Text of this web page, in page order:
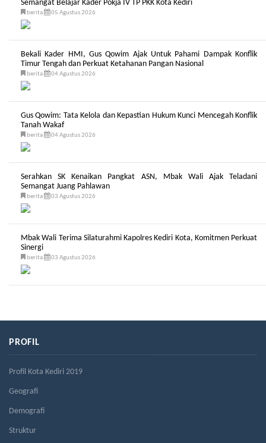
Semangat Belajar Kader Pokja IV TP PKK Kota Kediri
berita 05 Agustus 2026
Bekali Kader HMI, Gus Qowim Ajak Untuk Pahami Dampak Konflik
Timur Tengah dan Perkuat Ketahanan Pangan Nasional
berita 04 Agustus 2026
Gus Qowim: Tata Kelola dan Kepastian Hukum Kunci Mencegah Konflik
Tanah Wakaf
berita 04 Agustus 2026
Serahkan SK Kenaikan Pangkat ASN, Mbak Wali Ajak Teladani
Semangat Juang Pahlawan
berita 03 Agustus 2026
Mbak Wali Terima Silaturahmi Kapolres Kediri Kota, Komitmen Perkuat
Sinergi
berita 03 Agustus 2026
PROFIL
Profil Kota Kediri 2019
Geografi
Demografi
Struktur